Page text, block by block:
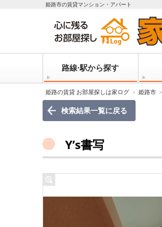
姫路市の賃貸マンション・アパート
路線·駅から探す
姫路の賃貸 お部屋探しは家ログ 姫路市
検索結果一覧に戻る
Y’s書写